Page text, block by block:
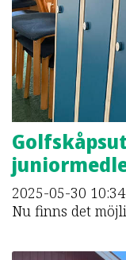
2025-05-30 10:34
Nu finns det